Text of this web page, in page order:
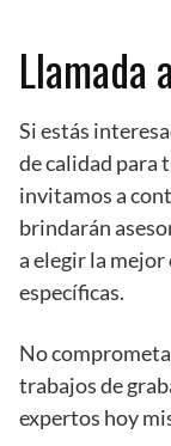
Llamada
Si estás
de calidad para
invitamos a
brindarán
a elegir la mejor
específicas.
No
trabajos de
expertos hoy